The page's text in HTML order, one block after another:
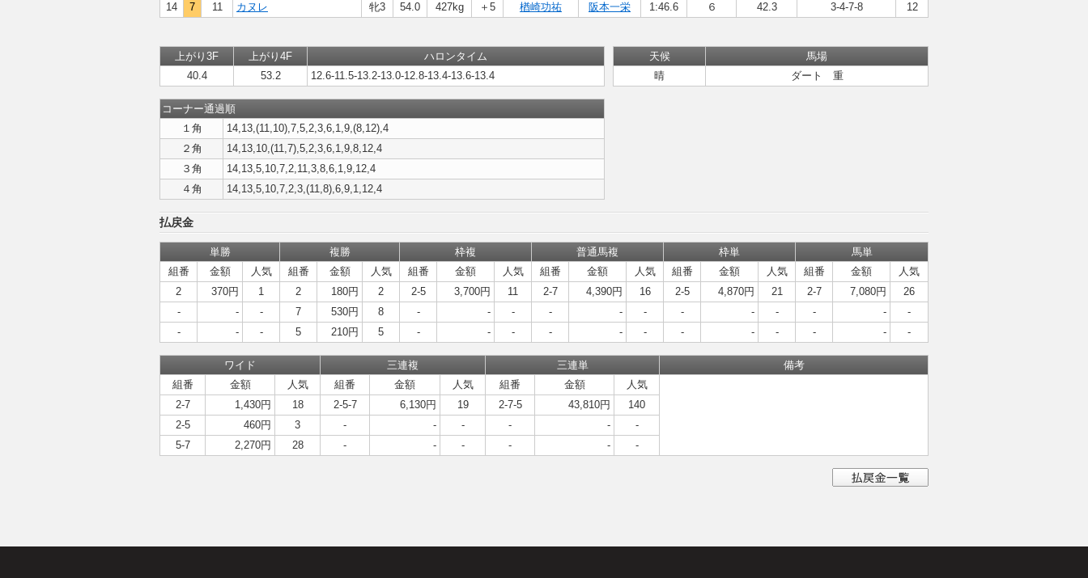
14
7 11 カヌレ 牝3 54.0 427kg ＋5 楢崎功祐 阪本一栄 1:46.6 ６ 42.3 3-4-7-8 12
上がり3F 上がり4F
ハロンタイム
40.4
53.2 12.6-11.5-13.2-13.0-12.8-13.4-13.6-13.4
コーナー通過順
１角
14,13,(11,10),7,5,2,3,6,1,9,(8,12),4
２角
14,13,10,(11,7),5,2,3,6,1,9,8,12,4
３角
14,13,5,10,7,2,11,3,8,6,1,9,12,4
４角
14,13,5,10,7,2,3,(11,8),6,9,1,12,4
天候
馬場
晴
ダート 重
払戻金
単勝 複勝 枠複 普通馬複 枠単
馬単
組番
金額 人気 組番 金額 人気 組番 金額 人気 組番 金額 人気 組番 金額 人気 組番 金額
人気
2
370円 1 2 180円 2 2-5 3,700円 11 2-7 4,390円 16 2-5 4,870円 21 2-7 7,080円
26
-
- - 7 530円 8 - - - - - - - - - - -
-
-
- - 5 210円 5 - - - - - - - - - - - -
ワイド 三連複 三連単
備考
組番
金額 人気 組番 金額 人気 組番 金額
人気
2-7
1,430円 18 2-5-7 6,130円 19 2-7-5 43,810円
140
2-5
460円 3 - - - - -
-
5-7
2,270円 28 - - - - - -